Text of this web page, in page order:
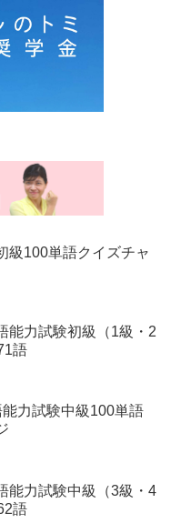
級100単語クイズチャ
能力試験初級（1級・2
語
能力試験中級100単語
能力試験中級（3級・4
語